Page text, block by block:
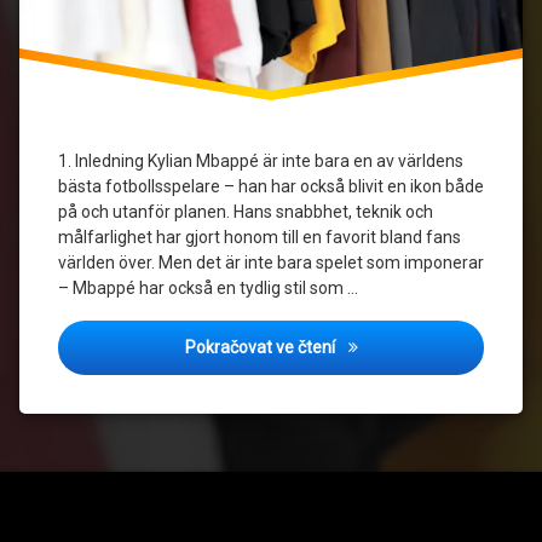
1. Inledning Kylian Mbappé är inte bara en av världens
bästa fotbollsspelare – han har också blivit en ikon både
på och utanför planen. Hans snabbhet, teknik och
målfarlighet har gjort honom till en favorit bland fans
världen över. Men det är inte bara spelet som imponerar
– Mbappé har också en tydlig stil som …
Pokračovat ve čteníGuide: Så stylar du din